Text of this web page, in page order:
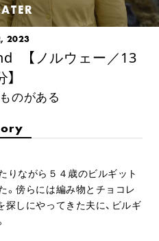
2023
【ノルウェー／13
のがある
りながら５４歳のビルギット
。傍らには編み物とチョコレ
しにやってきた夫に、ビルギ